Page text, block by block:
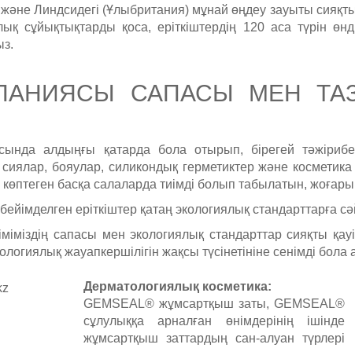
Линдсидегі (Ұлыбритания) мұнай өңдеу зауыты сияқты
сұйықтықтарды қоса, еріткіштердің 120 аса түрін
САПАСЫ МЕН
алдыңғы қатарда бола отырып, бірегей
бояулар, силикондық герметиктер және косметика
көптеген басқа салаларда тиімді болып табылатын,
еріткіштер қатаң экологиялық стандарттарға
сапасы мен экологиялық стандарттар сияқты
жауапкершілігін жақсы түсінетініне сенімді бола
Дерматологиялық косметика:
GEMSEAL® жұмсартқыш заты, GEMSEAL®
сұлулыққа арналған өнімдерінің ішінде
жұмсартқыш заттардың сан-алуан түрлері